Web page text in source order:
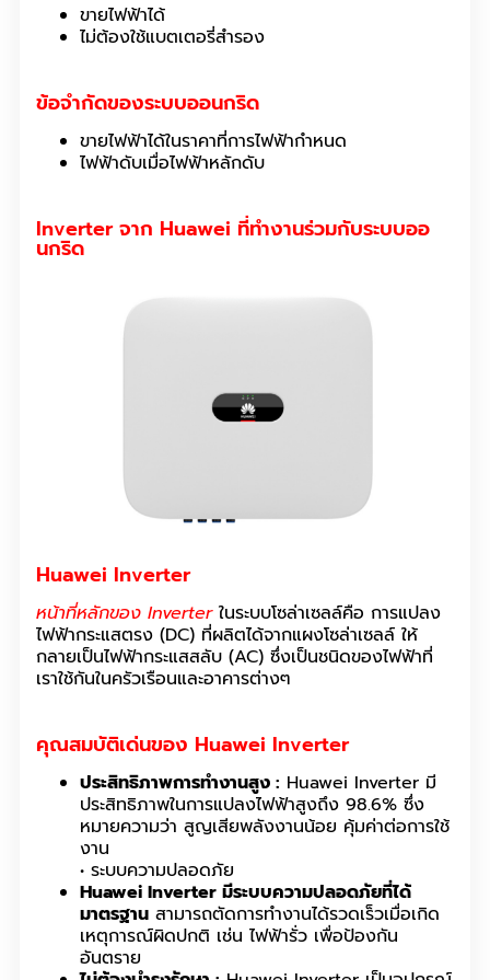
ขายไฟฟ้าได้
ไม่ต้องใช้แบตเตอรี่สำรอง
ข้อจำกัดของระบบออนกริด
ขายไฟฟ้าได้ในราคาที่การไฟฟ้ากำหนด
ไฟฟ้าดับเมื่อไฟฟ้าหลักดับ
Inverter จาก Huawei ที่ทำงานร่วมกับระบบออ
นกริด
Huawei Inverter
หน้าที่หลักของ Inverter ในระบบโซล่าเซลล์คือ การแปลง
ไฟฟ้ากระแสตรง (DC) ที่ผลิตได้จากแผงโซล่าเซลล์ ให้
กลายเป็นไฟฟ้ากระแสสลับ (AC) ซึ่งเป็นชนิดของไฟฟ้าที่
เราใช้กันในครัวเรือนและอาคารต่างๆ
คุณสมบัติเด่นของ Huawei Inverter
ประสิทธิภาพการทำงานสูง : Huawei Inverter มี
ประสิทธิภาพในการแปลงไฟฟ้าสูงถึง 98.6% ซึ่ง
หมายความว่า สูญเสียพลังงานน้อย คุ้มค่าต่อการใช้
งาน
• ระบบความปลอดภัย
Huawei Inverter มีระบบความปลอดภัยที่ได้
มาตรฐาน สามารถตัดการทำงานได้รวดเร็วเมื่อเกิด
เหตุการณ์ผิดปกติ เช่น ไฟฟ้ารั่ว เพื่อป้องกัน
อันตราย